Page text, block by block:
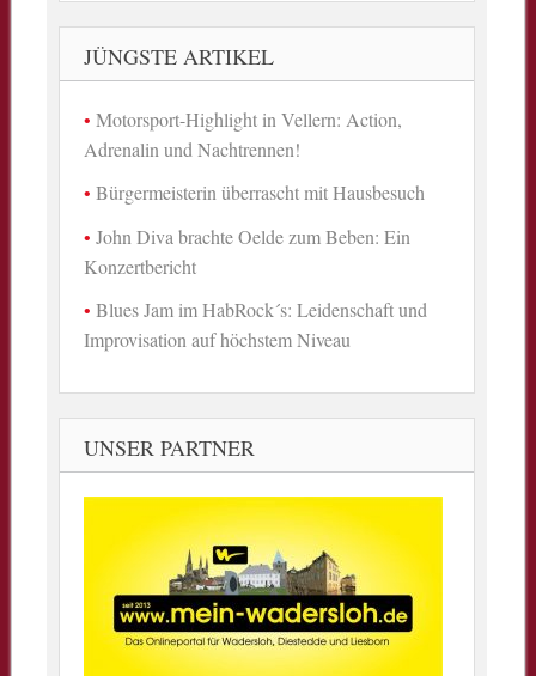
JÜNGSTE ARTIKEL
Motorsport-Highlight in Vellern: Action,
Adrenalin und Nachtrennen!
Bürgermeisterin überrascht mit Hausbesuch
John Diva brachte Oelde zum Beben: Ein
Konzertbericht
Blues Jam im HabRock´s: Leidenschaft und
Improvisation auf höchstem Niveau
UNSER PARTNER